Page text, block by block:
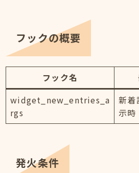
フックの概要
フック名
widget_new_entries_a
rgs
新着
示時
発火条件